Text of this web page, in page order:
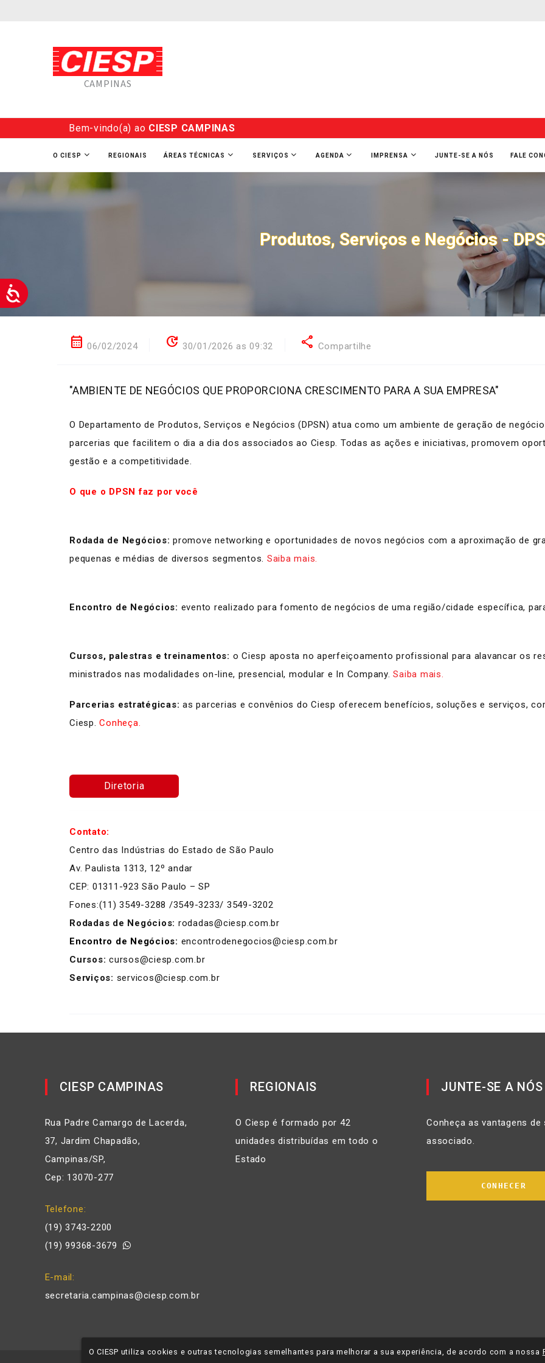
CAMPINAS
Bem-vindo(a) ao CIESP CAMPINAS
O CIESP REGIONAIS ÁREAS TÉCNICAS SERVIÇOS AGENDA IMPRENSA JUNTE-SE A NÓS FALE
Produtos, Serviços e Negócios -
calendar_month 06/02/2024 update 30/01/2026 as 09:32 share Compartilhe
"AMBIENTE DE NEGÓCIOS QUE PROPORCIONA CRESCIMENTO PARA A SUA EMPRESA"
O Departamento de Produtos, Serviços e Negócios (DPSN) atua como um ambiente de geração de
parcerias que facilitem o dia a dia dos associados ao Ciesp. Todas as ações e iniciativas, promovem
gestão e a competitividade.
O que o DPSN faz por você
Rodada de Negócios: promove networking e oportunidades de novos negócios com a aproximação de
pequenas e médias de diversos segmentos. Saiba mais.
Encontro de Negócios: evento realizado para fomento de negócios de uma região/cidade específica,
Cursos, palestras e treinamentos: o Ciesp aposta no aperfeiçoamento profissional para alavancar os
ministrados nas modalidades on-line, presencial, modular e In Company.Saiba mais.
Parcerias estratégicas: as parcerias e convênios do Ciesp oferecem benefícios, soluções e serviços,
Ciesp.Conheça.
Diretoria
Contato:
Centro das Indústrias do Estado de São Paulo
Av. Paulista 1313, 12º andar
CEP: 01311-923 São Paulo – SP
Fones:(11) 3549-3288 /3549-3233/ 3549-3202
Rodadas de Negócios: rodadas@ciesp.com.br
Encontro de Negócios: encontrodenegocios@ciesp.com.br
Cursos: cursos@ciesp.com.br
Serviços: servicos@ciesp.com.br
CIESP CAMPINAS
Rua Padre Camargo de Lacerda,
37, Jardim Chapadão,
Campinas/SP,
Cep: 13070-277
Telefone
(19) 3743-2200
(19) 99368-3679
E-mail
secretaria.campinas@ciesp.com.br
REGIONAIS
O Ciesp é formado por 42
unidades distribuídas em todo o
Estado
JUNTE-SE A NÓS
Conheça as vantagens de
associado.
CONHECER
O CIESP utiliza cookies e outras tecnologias semelhantes para melhorar a sua experiência, de acordo com a nossa